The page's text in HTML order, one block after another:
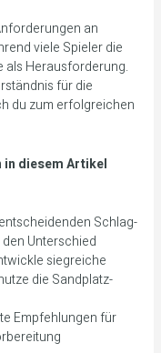
an
viele Spieler die
als Herausforderung.
für die
du zum erfolgreichen
in diesem Artikel
Schlag-
Unterschied
siegreiche
die Sandplatz-
Empfehlungen für